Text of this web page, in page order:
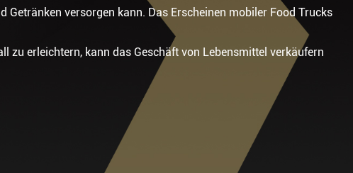
versorgen kann. Das Erscheinen mobiler Food Trucks
zu erleichtern, kann das Geschäft von Lebensmittel verkäufern